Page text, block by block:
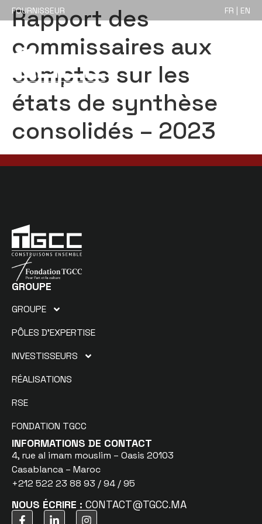
FOURNISSEUR FR | EN
Rapport des
commissaires aux
comptes sur les
états de synthèse
consolidés – 2023
GROUPE
GROUPE
PÔLES D’EXPERTISE
INVESTISSEURS
RÉALISATIONS
RSE
FONDATION TGCC
INFORMATIONS DE CONTACT
4, rue al imam mouslim – Oasis 20103
Casablanca – Maroc
+212 522 23 88 93 / 94 / 95
NOUS ÉCRIRE : CONTACT@TGCC.MA